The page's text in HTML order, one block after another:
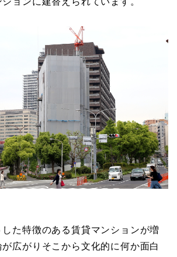
た特徴のある賃貸マンションが増
広がりそこから文化的に何か面白